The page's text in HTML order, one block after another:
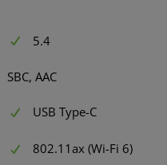
5.4
SBC, AAC
USB Type-C
802.11ax (Wi-Fi 6)